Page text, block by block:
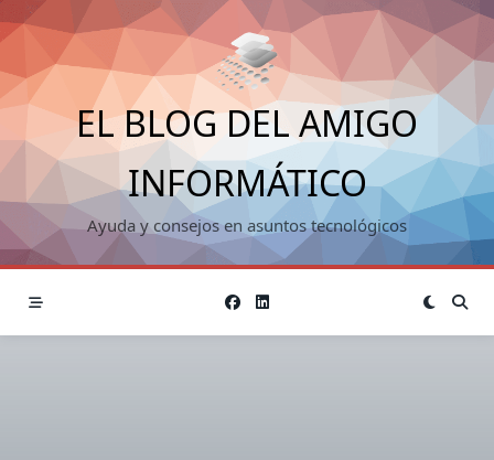
Saltar
al
contenido
EL BLOG DEL AMIGO
INFORMÁTICO
Ayuda y consejos en asuntos tecnológicos